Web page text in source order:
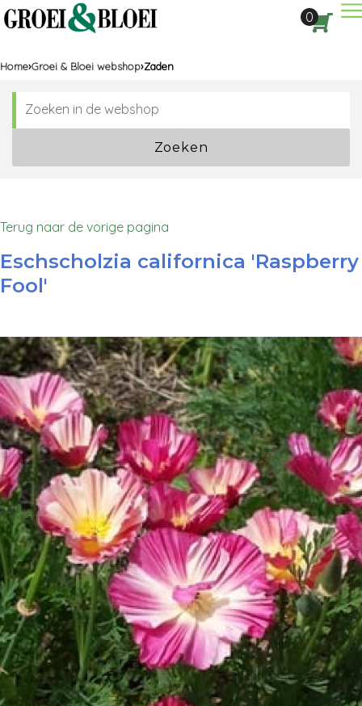
0
Home Groei & Bloei webshop Zaden
Zoeken
Terug naar de vorige pagina
Eschscholzia californica 'Raspberry
Fool'